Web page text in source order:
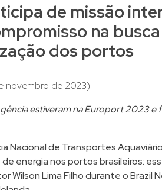
de missão
na
dos portos
novembro de 2023)
estiveram na Europort 2023 e
Nacional de Transportes
energia nos portos brasileiros:
Wilson Lima Filho durante o Brazil